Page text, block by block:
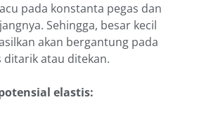
pada konstanta pegas dan
Sehingga, besar kecil
akan bergantung pada
ditarik atau ditekan.
elastis: